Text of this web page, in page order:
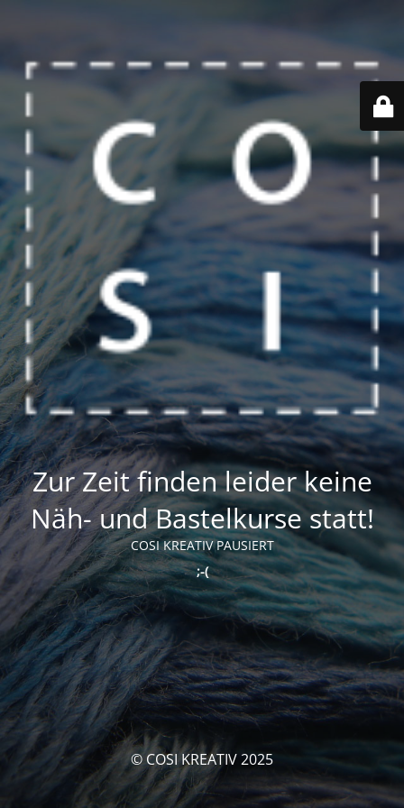
Zur Zeit finden leider keine
Näh- und Bastelkurse statt!
COSI KREATIV PAUSIERT
;-(
© COSI KREATIV 2025